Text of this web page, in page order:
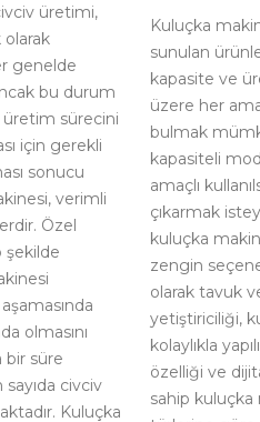
üretimi,
olarak
genelde
bu durum
üretim sürecini
için gerekli
sonucu
verimli
Özel
şekilde
olmasını
bir süre
civciv
Kuluçka
Kuluçka
sunulan
kapasite ve
üzere her
bulmak
kapasiteli
amaçlı
çıkarmak
kuluçka
zengin
olarak tavuk
yetiştiriciliği,
kolaylıkla
özelliği ve
sahip kuluçka